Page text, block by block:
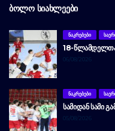
ᲑᲝᲚᲝ ᲡᲘᲐᲮᲚᲔᲔᲑᲘ
ᲜᲐᲙᲠᲔᲑᲔᲑᲘ
18-
06/08/2026
ᲜᲐᲙᲠᲔᲑᲔᲑᲘ
ᲡᲐᲛᲘᲓᲐᲜ ᲡᲐᲛᲘ
05/08/2026